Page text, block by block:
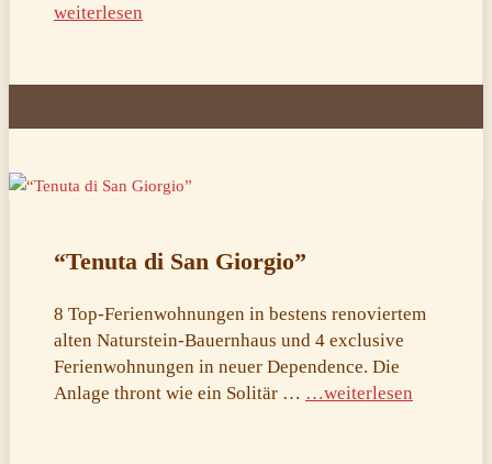
weiterlesen
“Tenuta di San Giorgio”
8 Top-Ferienwohnungen in bestens renoviertem
alten Naturstein-Bauernhaus und 4 exclusive
Ferienwohnungen in neuer Dependence. Die
Anlage thront wie ein Solitär … …weiterlesen